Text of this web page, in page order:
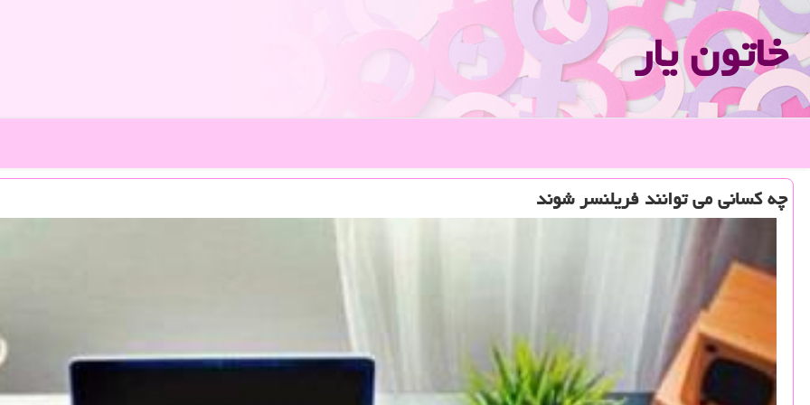
خاتون یار
چه كسانی می توانند فریلنسر شوند